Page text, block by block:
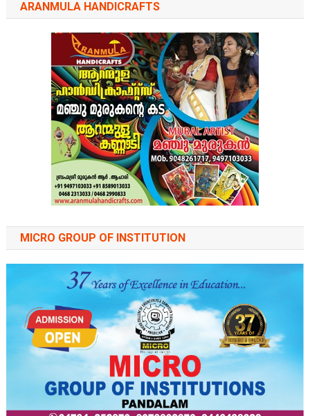
ARANMULA HANDICRAFTS
MICRO GROUP OF INSTITUTION